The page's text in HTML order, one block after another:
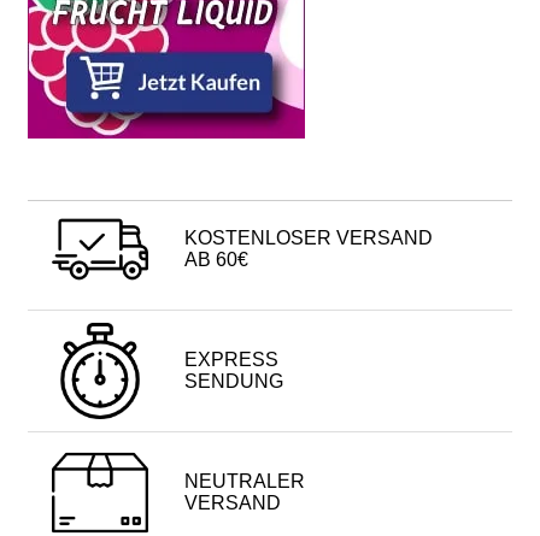
KOSTENLOSER VERSAND
AB 60€
EXPRESS
SENDUNG
NEUTRALER
VERSAND